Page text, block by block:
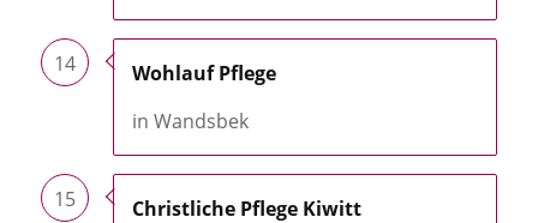
14
Wohlauf Pflege
in Wandsbek
15
Christliche Pflege Kiwitt